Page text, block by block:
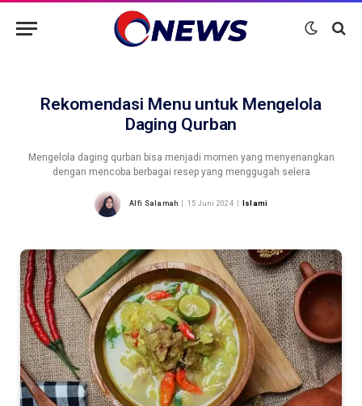
Rekomendasi Menu untuk Mengelola
Daging Qurban
Mengelola daging qurban bisa menjadi momen yang menyenangkan
dengan mencoba berbagai resep yang menggugah selera
Alfi Salamah 15 Juni 2024 Islami